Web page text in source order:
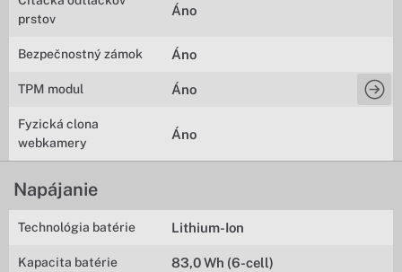
prstov
Áno
Bezpečnostný zámok Áno
TPM modul Áno
Fyzická clona
webkamery
Áno
Napájanie
Technológia batérie Lithium-Ion
Kapacita batérie 83,0 Wh (6-cell)